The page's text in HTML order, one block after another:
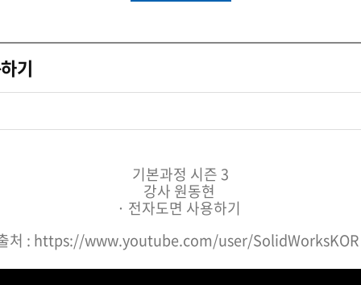
기
기본과정 시즌 3
강사 원동현
· 전자도면 사용하기
처 : https://www.youtube.com/user/SolidWorksKOR